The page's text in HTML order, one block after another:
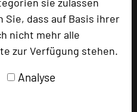
dass auf Basis ihrer
nicht mehr alle
zur Verfügung stehen.
Analyse
dieses Portal eingeräumt